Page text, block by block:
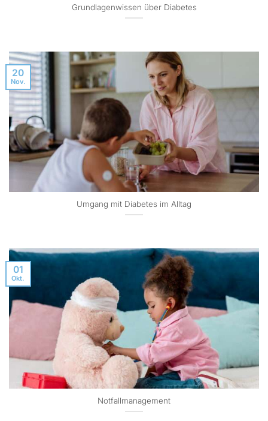
Grundlagenwissen über Diabetes
Umgang mit Diabetes im Alltag
20
Nov.
Notfallmanagement
01
Okt.